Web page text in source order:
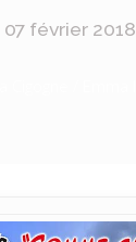
07 février 2018